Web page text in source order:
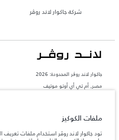
شركة جاكوار لاند روڤر
جاكوار لاند روڨر المحدودة: 2026
مصر, أم تي أي أوتو موتيف
والحمولة.
ملفات الكوكيز
تود جاكوار لاند روڤر استخدام ملفات تعريف